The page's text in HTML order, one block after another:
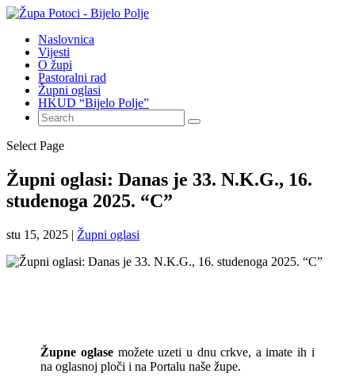
Naslovnica
Vijesti
O župi
Pastoralni rad
Župni oglasi
HKUD “Bijelo Polje”
Select Page
Župni oglasi: Danas je 33. N.K.G., 16.
studenoga 2025. “C”
stu 15, 2025 | Župni oglasi
Župne oglasemožete uzeti u dnu crkve, a imate ih i
na oglasnoj ploči i na Portalu naše župe.